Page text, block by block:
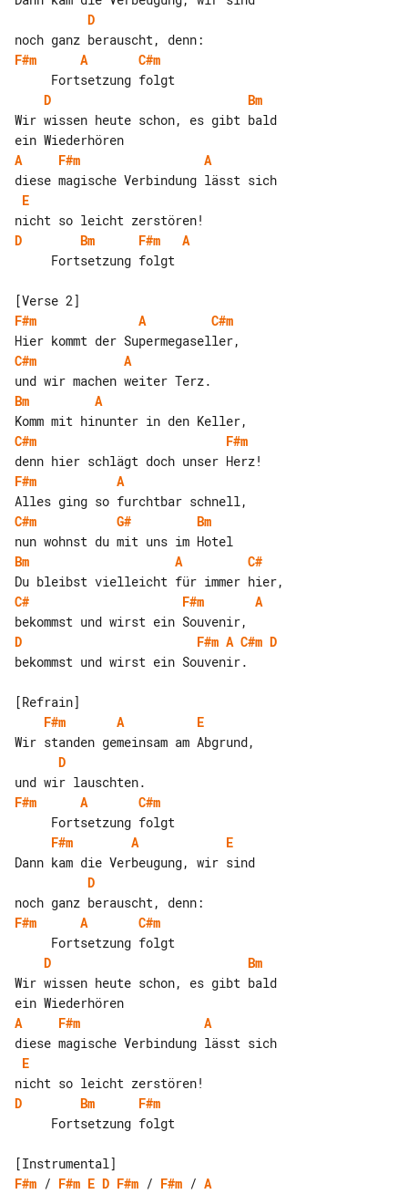
D
F#m
A
C#m
D
Bm
Wir wissen heute schon, es gibt bald
A
F#m
A
E
D
Bm F#m
A
F#m
A
C#m
C#m
A
Bm
A
C#m
F#m
F#m
A
C#m
G#
Bm
Bm
A
C#
C#
F#m
A
D
F#m A C#m D
bekommst und wirst ein Souvenir.
F#m
A
E
D
F#m
A
C#m
F#m
A
E
D
F#m
A
C#m
D
Bm
Wir wissen heute schon, es gibt bald
A
F#m
A
E
D
Bm
F#m
F#m / F#m E D F#m / F#m / A